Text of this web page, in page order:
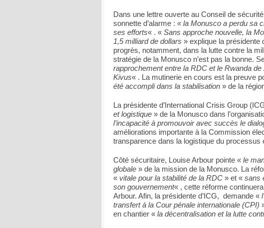
Dans une lettre ouverte au Conseil de
sonnette d’alarme : « la Monusco a perdu sa
ses efforts« . « Sans approche nouvelle, la
1,5 milliard de dollars » explique la présidente
progrès, notamment, dans la lutte contre la
stratégie de la Monusco n’est pas la bonne.
rapprochement entre la RDC et le Rwanda
Kivus« . La mutinerie en cours est la preuve
été accompli dans la stabilisation » de la
La présidente d’International Crisis Group
et logistique » de la Monusco dans
l’incapacité à promouvoir avec succès le
améliorations importante à la Commission
transparence dans la logistique du processus
Côté sécuritaire, Louise Arbour pointe « le
globale » de la mission de la Monusco. La
« vitale pour la stabilité de la RDC » et « sans
son gouvernement« , cette réforme
Arbour. Afin, la présidente d’ICG, demande «
transfert à la Cour pénale internationale (CPI)
en chantier « la décentralisation et la lutte